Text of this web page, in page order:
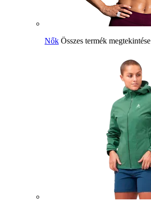
Nők Összes termék megtekintése